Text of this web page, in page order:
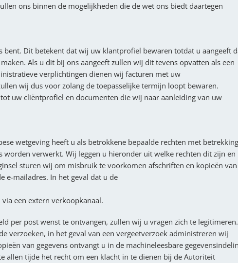
ons binnen de mogelijkheden die de wet ons biedt daartegen
bent. Dit betekent dat wij uw klantprofiel bewaren totdat u aangeeft
Als u dit bij ons aangeeft zullen wij dit tevens opvatten als een
verplichtingen dienen wij facturen met uw
wij dus voor zolang de toepasselijke termijn loopt bewaren.
uw cliëntprofiel en documenten die wij naar aanleiding van uw
wetgeving heeft u als betrokkene bepaalde rechten met betrekking
worden verwerkt. Wij leggen u hieronder uit welke rechten dit zijn en
sturen wij om misbruik te voorkomen afschriften en kopieën van
e-mailadres. In het geval dat u de
een extern verkoopkanaal.
per post wenst te ontvangen, zullen wij u vragen zich te legitimeren.
verzoeken, in het geval van een vergeetverzoek administreren wij
van gegevens ontvangt u in de machineleesbare
allen tijde het recht om een klacht in te dienen bij de Autoriteit